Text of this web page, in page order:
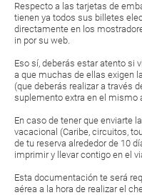
Respecto a las tarjetas de
tienen ya todos sus billetes
directamente en los
in por su web.
Eso sí, deberás estar atento si
a que muchas de ellas exigen
(que deberás realizar a través
suplemento extra en el mismo
En caso de tener que enviarte
vacacional (Caribe, circuitos,
de tu reserva alrededor de 10
imprimir y llevar contigo en el
Esta documentación te será
aérea a la hora de realizar el